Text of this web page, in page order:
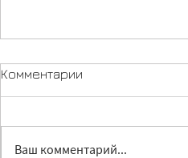
Комментарии
Ваш комментарий...